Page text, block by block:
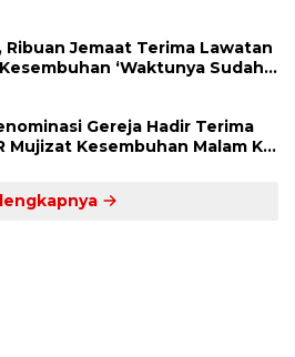
Jemaat Terima Lawatan
Gereja Hadir Terima